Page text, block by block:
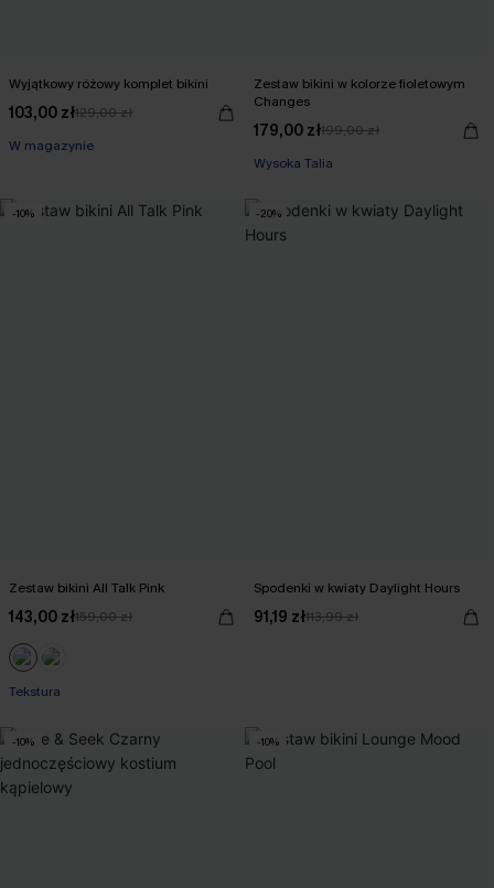
Wyjątkowy różowy komplet bikini
103,00 zł129,00 zł
W magazynie
Zestaw bikini w kolorze fioletowym
Changes
179,00 zł199,00 zł
Wysoka Talia
-10%
Zestaw bikini All Talk Pink
143,00 zł159,00 zł
Tekstura
-20%
Spodenki w kwiaty Daylight Hours
91,19 zł113,99 zł
-10% -10%